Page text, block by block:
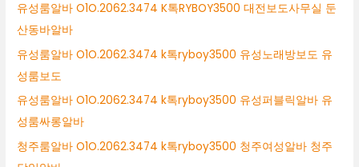
유성룸알바 O1O.2062.3474 K톡RYBOY3500 대전보도사무실 둔
산동바알바
유성룸알바 O1O.2062.3474 k톡ryboy3500 유성노래방보도 유
성룸보도
유성룸알바 O1O.2062.3474 k톡ryboy3500 유성퍼블릭알바 유
성룸싸롱알바
청주룸알바 O1O.2062.3474 k톡ryboy3500 청주여성알바 청주